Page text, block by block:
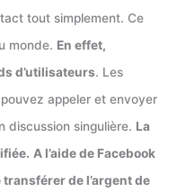
tout simplement. Ce
monde. En effet,
d’utilisateurs. Les
appeler et envoyer
discussion singulière. La
A l’aide de Facebook
de l’argent de